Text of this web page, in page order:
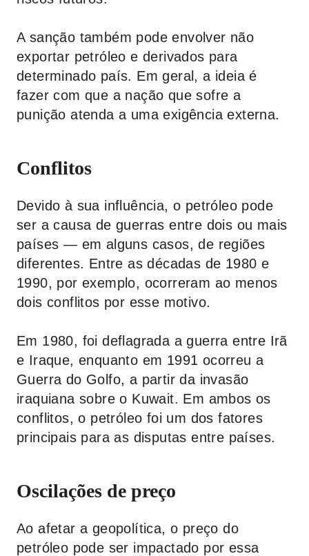
A sanção também pode envolver não
exportar petróleo e derivados para
determinado país. Em geral, a ideia é
fazer com que a nação que sofre a
punição atenda a uma exigência externa.
Conflitos
Devido à sua influência, o petróleo pode
ser a causa de guerras entre dois ou mais
países — em alguns casos, de regiões
diferentes. Entre as décadas de 1980 e
1990, por exemplo, ocorreram ao menos
dois conflitos por esse motivo.
Em 1980, foi deflagrada a guerra entre Irã
e Iraque, enquanto em 1991 ocorreu a
Guerra do Golfo, a partir da invasão
iraquiana sobre o Kuwait. Em ambos os
conflitos, o petróleo foi um dos fatores
principais para as disputas entre países.
Oscilações de preço
Ao afetar a geopolítica, o preço do
petróleo pode ser impactado por essa